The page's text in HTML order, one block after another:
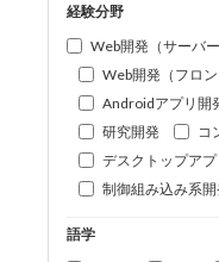
経験分野
Web開発（サーバー
Web開発（フロン
Androidアプリ開
研究開発
コ
デスクトップア
制御組み込み系開
語学